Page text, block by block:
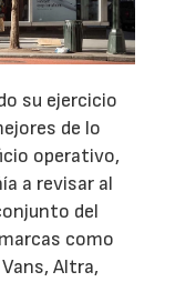
su ejercicio
de lo
operativo,
a revisar al
del
como
Altra,